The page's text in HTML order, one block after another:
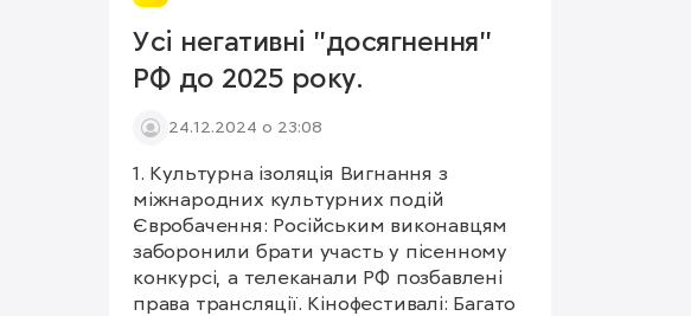
Усі негативні "досягнення"
РФ до 2025 року.
24.12.2024 о 23:08
1. Культурна ізоляція Вигнання з
міжнародних культурних подій
Євробачення: Російським виконавцям
заборонили брати участь у пісенному
конкурсі, а телеканали РФ позбавлені
права трансляції. Кінофестивалі: Багато